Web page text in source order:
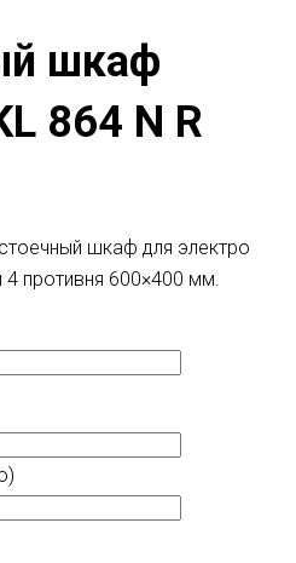
шкаф
864 N R
шкаф для электро
противня 600×400 мм.